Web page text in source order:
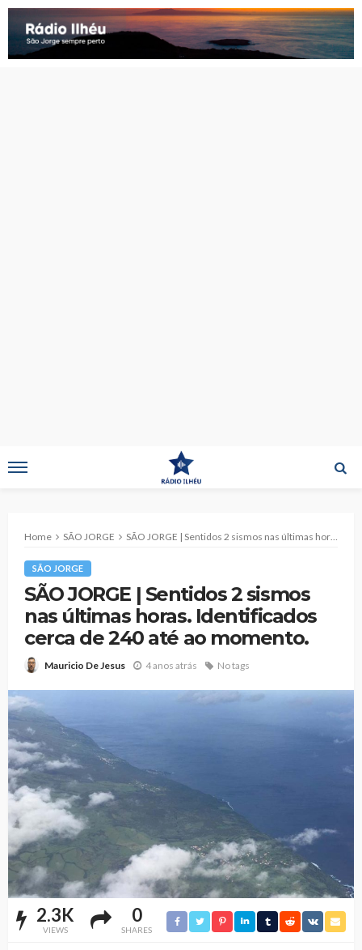
Home SÃO JORGE SÃO JORGE | Sentidos 2 sismos nas últimas horas. Identificados cerca de 240 até ao momento.
SÃO JORGE
SÃO JORGE | Sentidos 2 sismos
nas últimas horas. Identificados
cerca de 240 até ao momento.
Mauricio De Jesus 4 anos atrás No tags
2.3K
VIEWS
0
SHARES